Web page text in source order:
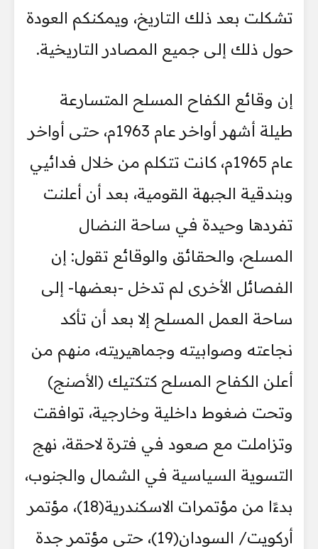
تشكلت بعد ذلك التاريخ، ويمكنكم العودة
حول ذلك إلى جميع المصادر التاريخية.
إن وقائع الكفاح المسلح المتسارعة
طيلة أشهر أواخر عام 1963م، حتى أواخر
عام 1965م، كانت تتكلم من خلال فدائيي
وبندقية الجبهة القومية، بعد أن أعلنت
تفردها وحيدة في ساحة النضال
المسلح، والحقائق والوقائع تقول: إن
الفصائل الأخرى لم تدخل -بعضها- إلى
ساحة العمل المسلح إلا بعد أن تأكد
نجاعته وصوابيته وجماهيريته، منهم من
أعلن الكفاح المسلح كتكتيك (الأصنج)
وتحت ضغوط داخلية وخارجية، توافقت
وتزاملت مع صعود في فترة لاحقة، نهج
التسوية السياسية في الشمال والجنوب،
بدءًا من مؤتمرات الاسكندرية(18)، مؤتمر
أركويت/ السودان(19)، حتى مؤتمر جدة